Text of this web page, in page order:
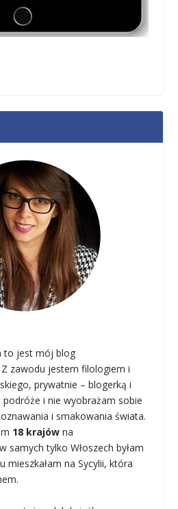
to jest mój blog
Z zawodu jestem filologiem i
prywatnie – blogerką i
i nie wyobrażam sobie
i smakowania świata.
18 krajów na
samych tylko Włoszech byłam
mieszkałam na Sycylii, która